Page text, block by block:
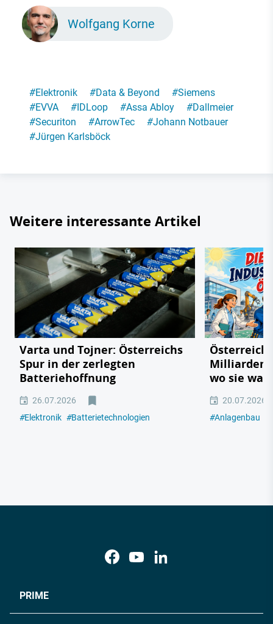
Wolfgang Korne
#Elektronik #Data & Beyond #Siemens
#EVVA #IDLoop #Assa Abloy #Dallmeier
#Securiton #ArrowTec #Johann Notbauer
#Jürgen Karlsböck
Weitere interessante Artikel
Varta und Tojner: Österreichs
Spur in der zerlegten
Batteriehoffnung
26.07.2026
#Elektronik #Batterietechnologien
Milliarden
wo sie
20.07.2026
#Anlagenbau
PRIME